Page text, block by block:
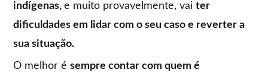
indígenas,e muito provavelmente, vaiter
dificuldades em lidar com o seu caso e reverter a
sua situação.
O melhor ésempre contar com quem é